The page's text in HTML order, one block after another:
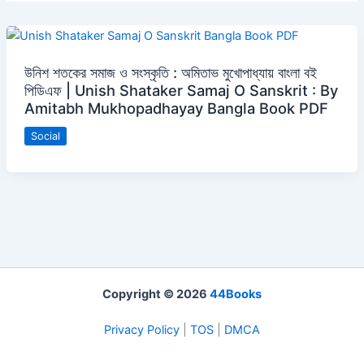
উনিশ শতকের সমাজ ও সংস্কৃতি : অমিতাভ মুখোপাধ্যায় বাংলা বই
পিডিএফ | Unish Shataker Samaj O Sanskrit : By
Amitabh Mukhopadhayay Bangla Book PDF
Social
Copyright © 2026 44Books
Privacy Policy TOS DMCA